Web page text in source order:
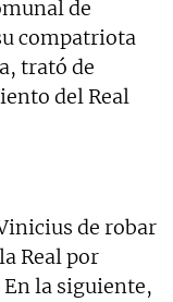
de
compatriota
trató de
del Real
de robar
Real por
En la siguiente,